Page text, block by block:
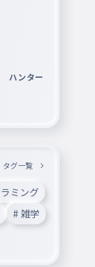
ハンター
タグ一覧
ミング
# 雑学